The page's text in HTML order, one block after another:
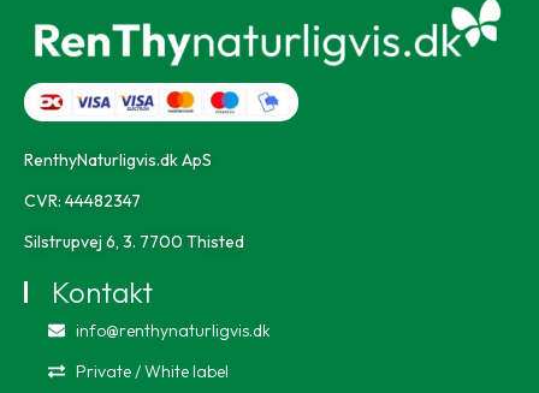
RenthyNaturligvis.dk ApS
CVR: 44482347
Silstrupvej 6, 3. 7700 Thisted
Kontakt
info@renthynaturligvis.dk
Private / White label